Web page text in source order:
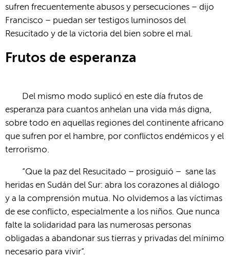
sufren frecuentemente abusos y persecuciones – dijo
Francisco – puedan ser testigos luminosos del
Resucitado y de la victoria del bien sobre el mal.
Frutos de esperanza
Del mismo modo suplicó en este día frutos de
esperanza para cuantos anhelan una vida más digna,
sobre todo en aquellas regiones del continente africano
que sufren por el hambre, por conflictos endémicos y el
terrorismo.
“Que la paz del Resucitado – prosiguió – sane las
heridas en Sudán del Sur: abra los corazones al diálogo
y a la comprensión mutua. No olvidemos a las víctimas
de ese conflicto, especialmente a los niños. Que nunca
falte la solidaridad para las numerosas personas
obligadas a abandonar sus tierras y privadas del mínimo
necesario para vivir”.